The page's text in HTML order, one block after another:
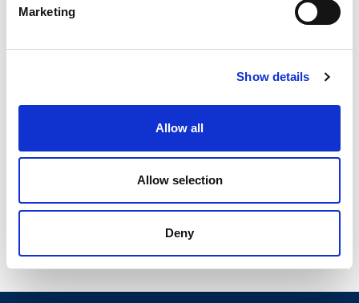
Marketing
Show details
Allow all
Allow selection
Deny
Myjnie
250 cm